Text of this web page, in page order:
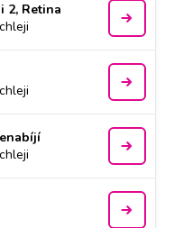
2, Retina